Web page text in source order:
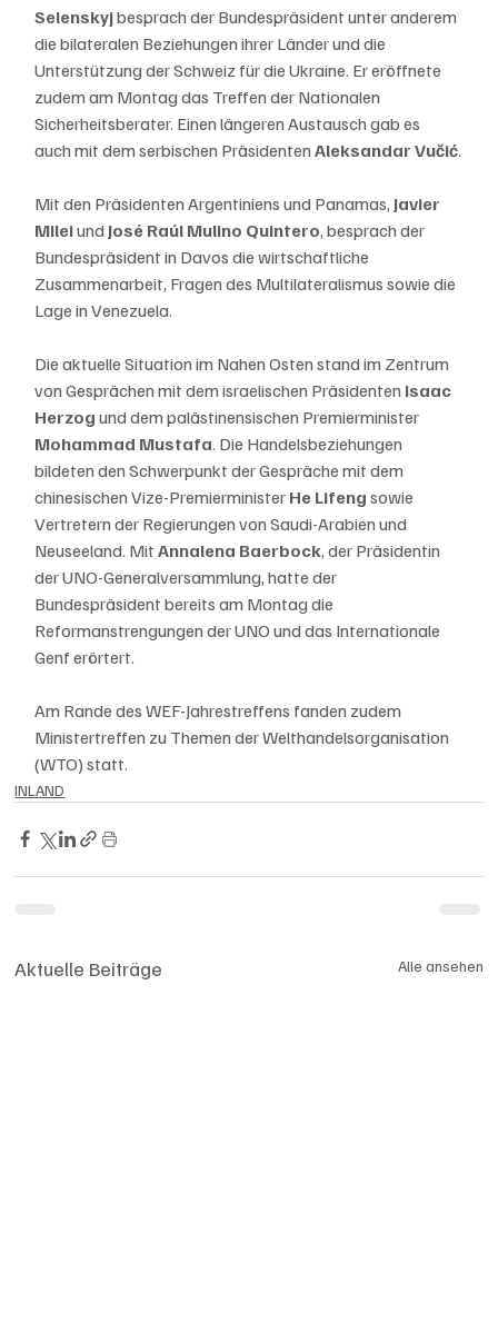
Selenskyj besprach der Bundespräsident unter anderem
die bilateralen Beziehungen ihrer Länder und die
Unterstützung der Schweiz für die Ukraine. Er eröffnete
zudem am Montag das Treffen der Nationalen
Sicherheitsberater. Einen längeren Austausch gab es
auch mit dem serbischen Präsidenten Aleksandar Vučić.
Mit den Präsidenten Argentiniens und Panamas, Javier
Milei und José Raúl Mulino Quintero, besprach der
Bundespräsident in Davos die wirtschaftliche
Zusammenarbeit, Fragen des Multilateralismus sowie die
Lage in Venezuela.
Die aktuelle Situation im Nahen Osten stand im Zentrum
von Gesprächen mit dem israelischen Präsidenten Isaac
Herzog und dem palästinensischen Premierminister
Mohammad Mustafa. Die Handelsbeziehungen
bildeten den Schwerpunkt der Gespräche mit dem
chinesischen Vize-Premierminister He Lifeng sowie
Vertretern der Regierungen von Saudi-Arabien und
Neuseeland. Mit Annalena Baerbock, der Präsidentin
der UNO-Generalversammlung, hatte der
Bundespräsident bereits am Montag die
Reformanstrengungen der UNO und das Internationale
Genf erörtert.
Am Rande des WEF-Jahrestreffens fanden zudem
Ministertreffen zu Themen der Welthandelsorganisation
(WTO) statt.
INLAND
Aktuelle Beiträge Alle ansehen